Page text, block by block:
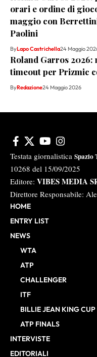
orari e ordine di
maggio con
Paolini
ByLapo Castrichella24 Maggio
Roland Garros 2026:
timeout per Prizmic
ByRedazione24 Maggio 2026
Testata giornalistica Spazio
10268 del 15/09/2025
Editore: VIBES MEDIA
Direttore Responsabile:
HOME
ENTRY LIST
NEWS
WTA
ATP
CHALLENGER
ITF
BILLIE JEAN KING CUP
ATP FINALS
INTERVISTE
EDITORIALI